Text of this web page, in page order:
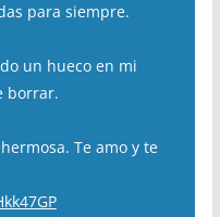
para siempre.
un hueco en mi
borrar.
Te amo y te